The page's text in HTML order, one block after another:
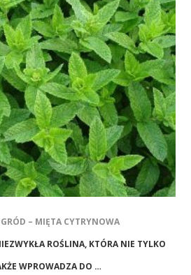
– MIĘTA CYTRYNOWA
ROŚLINA, KTÓRA NIE TYLKO
WPROWADZA DO …